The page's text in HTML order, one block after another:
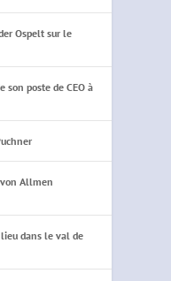
Ospelt sur le
son poste de CEO à
Allmen
dans le val de